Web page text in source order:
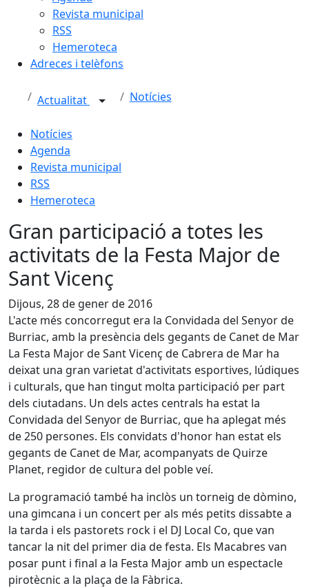
Revista municipal
RSS
Hemeroteca
Adreces i telèfons
Actualitat Notícies
Notícies
Agenda
Revista municipal
RSS
Hemeroteca
Gran participació a totes les
activitats de la Festa Major de
Sant Vicenç
Dijous, 28 de gener de 2016
L'acte més concorregut era la Convidada del Senyor de
Burriac, amb la presència dels gegants de Canet de Mar
La Festa Major de Sant Vicenç de Cabrera de Mar ha
deixat una gran varietat d'activitats esportives, lúdiques
i culturals, que han tingut molta participació per part
dels ciutadans. Un dels actes centrals ha estat la
Convidada del Senyor de Burriac, que ha aplegat més
de 250 persones. Els convidats d'honor han estat els
gegants de Canet de Mar, acompanyats de Quirze
Planet, regidor de cultura del poble veí.
La programació també ha inclòs un torneig de dòmino,
una gimcana i un concert per als més petits dissabte a
la tarda i els pastorets rock i el DJ Local Co, que van
tancar la nit del primer dia de festa. Els Macabres van
posar punt i final a la Festa Major amb un espectacle
pirotècnic a la plaça de la Fàbrica.